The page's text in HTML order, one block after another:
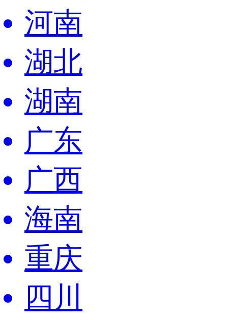
河南
湖北
湖南
广东
广西
海南
重庆
四川